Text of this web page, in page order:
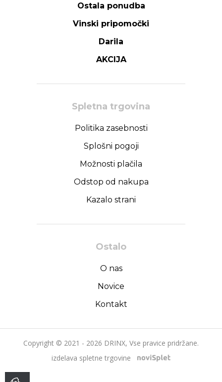
Ostala ponudba
Vinski pripomočki
Darila
AKCIJA
Spletna trgovina
Politika zasebnosti
Splošni pogoji
Možnosti plačila
Odstop od nakupa
Kazalo strani
Ostalo
O nas
Novice
Kontakt
Copyright © 2021 - 2026 DRINX, Vse pravice pridržane.
izdelava spletne trgovine